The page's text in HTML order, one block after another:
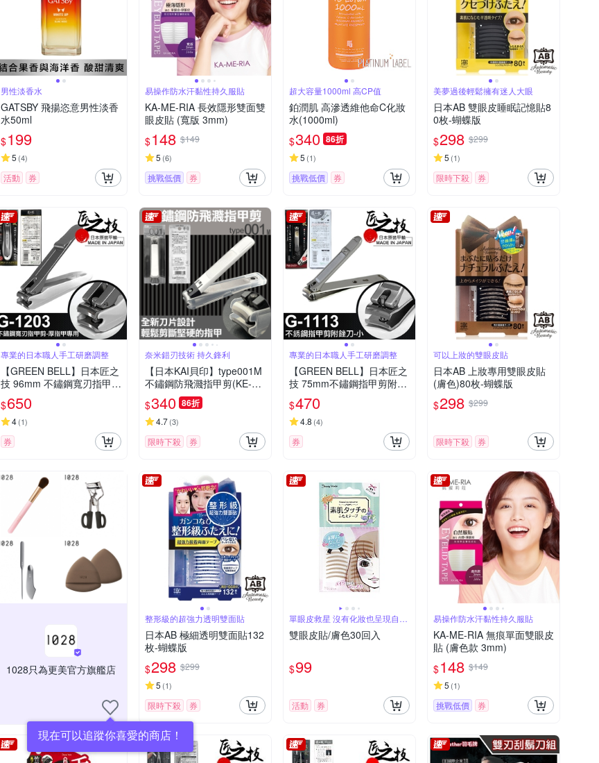
男性淡香水
GATSBY 飛揚恣意男性淡香
水50ml
$199
5 (4)
活動 券
易操作防水汗黏性持久服貼
KA-ME-RIA 長效隱形雙面雙
眼皮貼 (寬版 3mm)
$148 $149
5 (6)
挑戰低價 券
超大容量1000ml 高CP值
鉑潤肌 高滲透維他命C化妝
水(1000ml)
$340 86折
5 (1)
挑戰低價 券
美夢過後輕鬆擁有迷人大眼
日本AB 雙眼皮睡眠記憶貼8
0枚-蝴蝶版
$298 $299
5 (1)
限時下殺 券
專業的日本職人手工研磨調整
【GREEN BELL】日本匠之
技 96mm 不鏽鋼寬刃指甲
剪-厚指甲專用(G-1203)
$650
4(1)
券
奈米錯刃技術 持久鋒利
【日本KAI貝印】type001M
不鏽鋼防飛濺指甲剪(KE-01
22)
$340 86折
4.7(3)
限時下殺 券
專業的日本職人手工研磨調整
【GREEN BELL】日本匠之
技 75mm不鏽鋼指甲剪附銼
刀-小(G-1113)
$470
4.8 (4)
券
可以上妝的雙眼皮貼
日本AB 上妝專用雙眼皮貼
(膚色)80枚-蝴蝶版
$298 $299
限時下殺 券
1028只為更美官方旗艦店
現在可以追蹤你喜愛的商店！
整形級的超強力透明雙面貼
日本AB 極細透明雙面貼132
枚-蝴蝶版
$298 $299
5 (1)
限時下殺 券
單眼皮救星 沒有化妝也呈現自然
的雙眼皮
雙眼皮貼/膚色30回入
$99
活動 券
易操作防水汗黏性持久服貼
KA-ME-RIA 無痕單面雙眼皮
貼 (膚色款 3mm)
$148 $149
5 (1)
挑戰低價 券